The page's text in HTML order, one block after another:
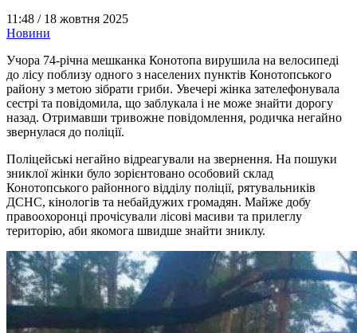
11:48 / 18 жовтня 2025
Новини
Учора 74-річна мешканка Конотопа вирушила на велосипеді
до лісу поблизу одного з населених пунктів Конотопського
району з метою зібрати гриби. Увечері жінка зателефонувала
сестрі та повідомила, що заблукала і не може знайти дорогу
назад. Отримавши тривожне повідомлення, родичка негайно
звернулася до поліції.
Поліцейські негайно відреагували на звернення. На пошуки
зниклої жінки було зорієнтовано особовий склад
Конотопського районного відділу поліції, рятувальників
ДСНС, кінологів та небайдужих громадян. Майже добу
правоохоронці прочісували лісові масиви та прилеглу
територію, аби якомога швидше знайти зниклу.